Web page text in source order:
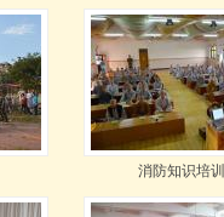
消防知识培训